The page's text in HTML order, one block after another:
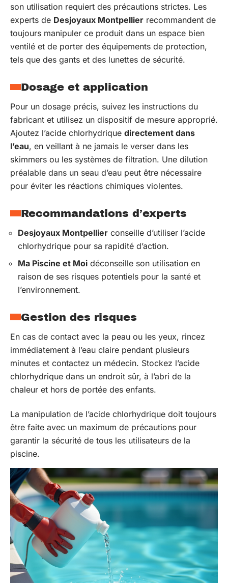
son utilisation requiert des précautions strictes. Les
experts de Desjoyaux Montpellier recommandent de
toujours manipuler ce produit dans un espace bien
ventilé et de porter des équipements de protection,
tels que des gants et des lunettes de sécurité.
Dosage et application
Pour un dosage précis, suivez les instructions du
fabricant et utilisez un dispositif de mesure approprié.
Ajoutez l’acide chlorhydrique directement dans
l’eau, en veillant à ne jamais le verser dans les
skimmers ou les systèmes de filtration. Une dilution
préalable dans un seau d’eau peut être nécessaire
pour éviter les réactions chimiques violentes.
Recommandations d’experts
Desjoyaux Montpellier conseille d’utiliser l’acide
chlorhydrique pour sa rapidité d’action.
Ma Piscine et Moi déconseille son utilisation en
raison de ses risques potentiels pour la santé et
l’environnement.
Gestion des risques
En cas de contact avec la peau ou les yeux, rincez
immédiatement à l’eau claire pendant plusieurs
minutes et contactez un médecin. Stockez l’acide
chlorhydrique dans un endroit sûr, à l’abri de la
chaleur et hors de portée des enfants.
La manipulation de l’acide chlorhydrique doit toujours
être faite avec un maximum de précautions pour
garantir la sécurité de tous les utilisateurs de la
piscine.